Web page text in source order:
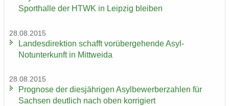
Sport­hal­le der HTWK in Leip­zig blei­ben
28.08.2015
Lan­des­di­rek­ti­on schafft vor­über­ge­hen­de Asyl-​
Notunterkunft in Mitt­wei­da
28.08.2015
Pro­gno­se der dies­jäh­ri­gen Asyl­be­wer­ber­zah­len für
Sach­sen deut­lich nach oben kor­ri­giert